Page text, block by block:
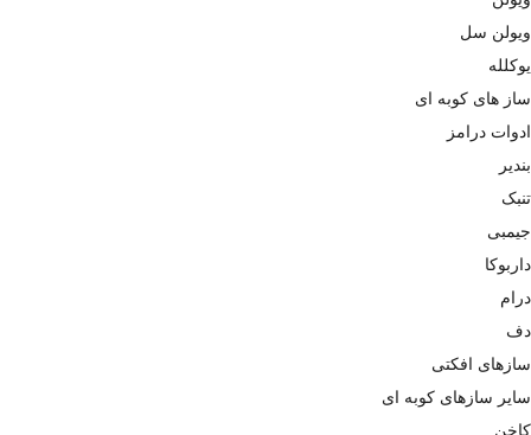
ویولن سل
یوکلله
ساز های کوبه ای
ادوات درامز
بندیر
تنبک
جیمبی
داربوکا
درام
دف
سازهای افکتی
سایر سازهای کوبه ای
کاخن